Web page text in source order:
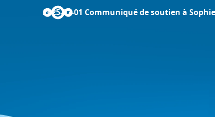
2025-07-01 Communiqué de soutien à